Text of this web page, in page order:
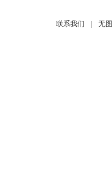
联系我们 | 无